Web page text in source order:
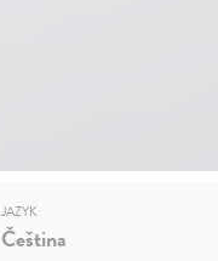
JAZYK
Čeština